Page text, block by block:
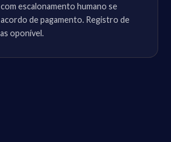
escalonamento humano se
de pagamento. Registro de
oponível.